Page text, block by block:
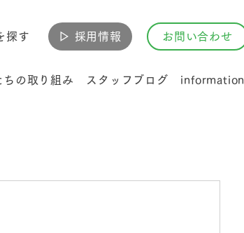
探す ▷ 採用情報 お問い合わせ
ちの取り組み スタッフブログ information